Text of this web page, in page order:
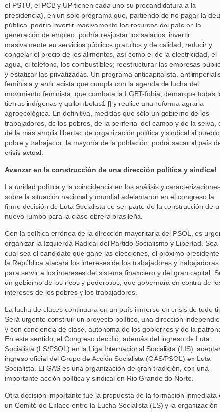
el PSTU, el PCB y UP tienen cada uno su precandidatura a la
presidencia), en un solo programa que, partiendo de no pagar la
pública, podría invertir masivamente los recursos del país en la
generación de empleo, podría reajustar los salarios, invertir
masivamente en servicios públicos gratuitos y de calidad, reducir y
congelar el precio de los alimentos, así como el de la electricidad, el
agua, el teléfono, los combustibles; reestructurar las empresas
y estatizar las privatizadas. Un programa anticapitalista,
feminista y antirracista que cumpla con la agenda de lucha del
movimiento feminista, que combata la LGBT-fobia, demarque todas
tierras indígenas y quilombolas1 [] y realice una reforma agraria
agroecológica. En definitiva, medidas que sólo un gobierno de los
trabajadores, de los pobres, de la periferia, del campo y de la selva,
dé la más amplia libertad de organización política y sindical al pueblo
pobre y trabajador, la mayoría de la población, podrá sacar al país
crisis actual.
Avanzar en la construcción de una dirección política y sindical
La unidad política y la coincidencia en los análisis y caracterizaciones
sobre la situación nacional y mundial adelantaron en el congreso la
firme decisión de Luta Socialista de ser parte de la construcción de
nuevo rumbo para la clase obrera brasileña.
Con la política errónea de la dirección mayoritaria del PSOL, es
organizar la Izquierda Radical del Partido Socialismo y Libertad. Sea
cual sea el candidato que gane las elecciones, el próximo
la República atacará los intereses de los trabajadores y trabajadoras
para servir a los intereses del sistema financiero y del gran capital.
un gobierno de los ricos y poderosos, que gobernará en contra de
intereses de los pobres y los trabajadores.
La lucha de clases continuará en un país inmerso en crisis de todo
Será urgente construir un proyecto político, una dirección
y con conciencia de clase, autónoma de los gobiernos y de la
En este sentido, el Congreso decidió, además del ingreso de Luta
Socialista (LS/PSOL) en la Liga Internacional Socialista (LIS),
ingreso oficial del Grupo de Acción Socialista (GAS/PSOL) en Luta
Socialista. El GAS es una organización de gran tradición, con una
importante acción política y sindical en Rio Grande do Norte.
Otra decisión importante fue la propuesta de la formación inmediata
un Comité de Enlace entre la Lucha Socialista (LS) y la organización